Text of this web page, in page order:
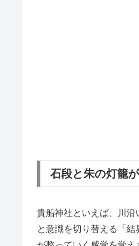
石段と朱の灯籠
貴船神社といえば、川
と意識を切り替える「